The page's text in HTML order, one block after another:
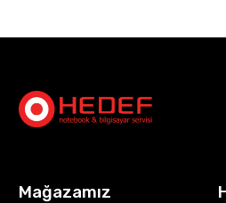
Mağazamız